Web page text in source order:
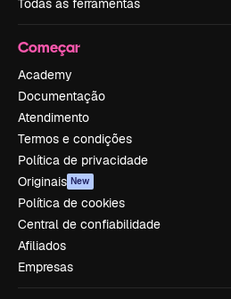
Todas as ferramentas
Começar
Academy
Documentação
Atendimento
Termos e condições
Política de privacidade
Originais New
Política de cookies
Central de confiabilidade
Afiliados
Empresas